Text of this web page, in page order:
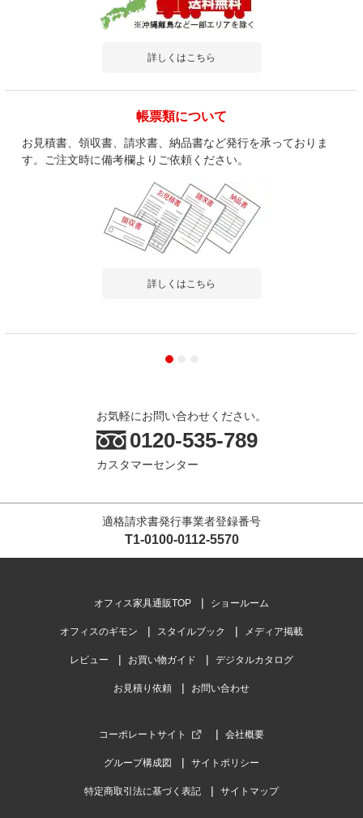
詳しくはこちら
帳票類について
お見積書、領収書、請求書、納品書など発行を承っておりま
す。ご注文時に備考欄よりご依頼ください。
詳しくはこちら
お気軽にお問い合わせください。
0120-535-789
カスタマーセンター
適格請求書発行事業者登録番号
T1-0100-0112-5570
オフィス家具通販TOP ショールーム
オフィスのギモン スタイルブック メディア掲載
レビュー お買い物ガイド デジタルカタログ
お見積り依頼 お問い合わせ
コーポレートサイト 会社概要
グループ構成図 サイトポリシー
特定商取引法に基づく表記 サイトマップ